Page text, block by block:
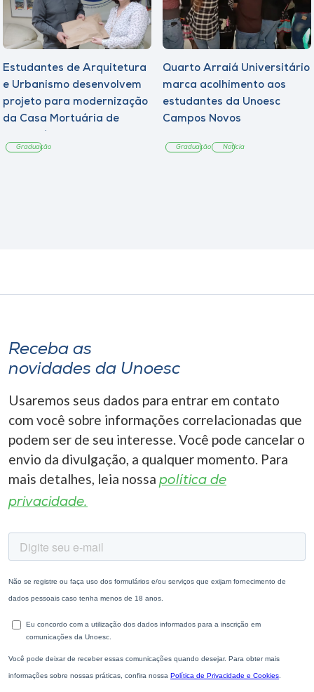
Estudantes de Arquitetura
e Urbanismo desenvolvem
projeto para modernização
da Casa Mortuária de
Graduação
Quarto Arraiá Universitário
marca acolhimento aos
estudantes da Unoesc
Campos Novos
Graduação Notícia
Receba as
novidades da Unoesc
Usaremos seus dados para entrar em contato
com você sobre informações correlacionadas que
podem ser de seu interesse. Você pode cancelar o
envio da divulgação, a qualquer momento. Para
mais detalhes, leia nossa política de
privacidade.